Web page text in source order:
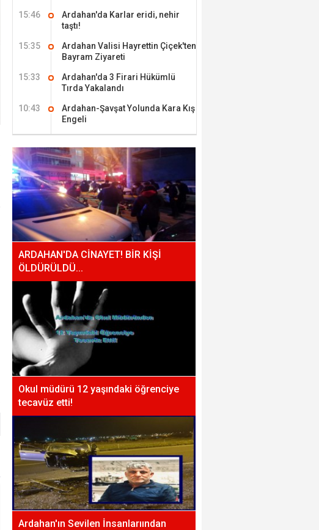
15:46
Ardahan'da Karlar eridi, nehir
taştı!
15:35
Ardahan Valisi Hayrettin Çiçek'ten
Bayram Ziyareti
15:33
Ardahan'da 3 Firari Hükümlü
Tırda Yakalandı
10:43
Ardahan-Şavşat Yolunda Kara Kış
Engeli
ARDAHAN'DA CİNAYET! BİR KİŞİ
ÖLDÜRÜLDÜ...
Okul müdürü 12 yaşındaki öğrenciye
tecavüz etti!
Ardahan'ın Sevilen İnsanlarıından